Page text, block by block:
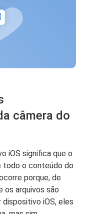
câmera do
iOS significa que o
todo o conteúdo do
porque, de
os arquivos são
iOS, eles